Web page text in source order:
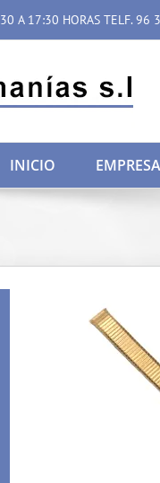
A 17:30 HORAS TELF.
INICIO EMPRESA